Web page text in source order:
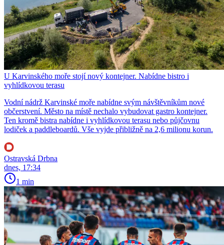
U Karvinského moře stojí nový kontejner. Nabídne bistro i
vyhlídkovou terasu
Vodní nádrž Karvinské moře nabídne svým návštěvníkům nové
občerstvení. Město na místě nechalo vybudovat gastro kontejner.
Ten kromě bistra nabídne i vyhlídkovou terasu nebo půjčovnu
lodiček a paddleboardů. Vše vyjde přibližně na 2,6 milionu korun.
Ostravská Drbna
dnes, 17:34
1 min